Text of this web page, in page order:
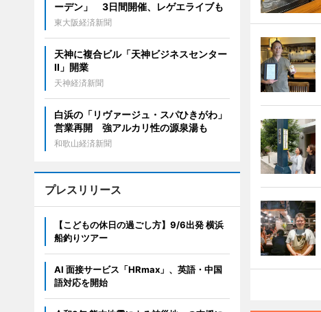
ーデン」 3日間開催、レゲエライブも
東大阪経済新聞
天神に複合ビル「天神ビジネスセンター
II」開業
天神経済新聞
白浜の「リヴァージュ・スパひきがわ」
営業再開 強アルカリ性の源泉湯も
和歌山経済新聞
プレスリリース
【こどもの休日の過ごし方】9/6出発 横浜
船釣りツアー
AI 面接サービス「HRmax」、英語・中国
語対応を開始